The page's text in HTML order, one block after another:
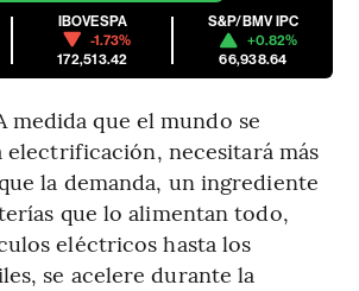
IBOVESPA
-1.73%
172,513.42
S&P/BMV IPC
+0.82%
66,938.64
medida que el mundo se
electrificación, necesitará más
la demanda, un ingrediente
que lo alimentan todo,
eléctricos hasta los
se acelere durante la